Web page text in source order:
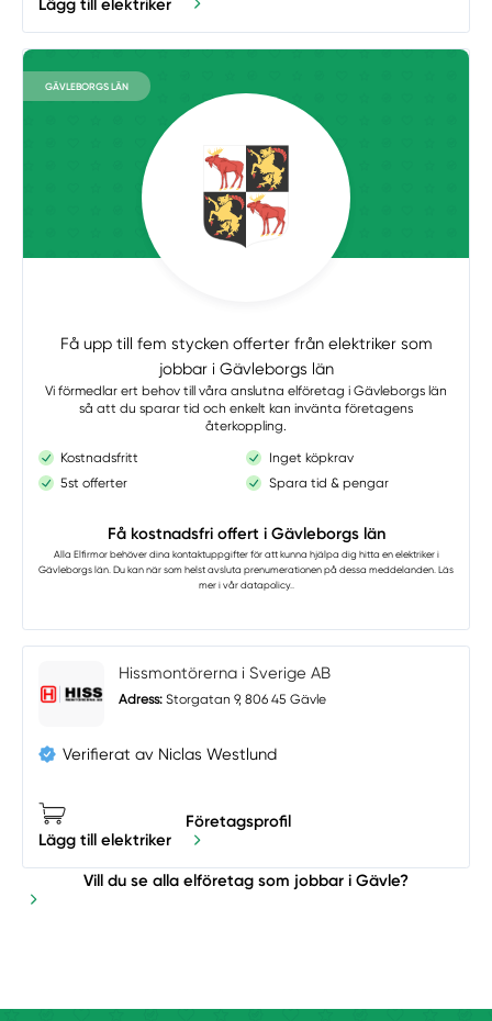
Lägg till elektriker
GÄVLEBORGS LÄN
Få upp till fem stycken offerter från elektriker som
jobbar i Gävleborgs län
Vi förmedlar ert behov till våra anslutna elföretag i Gävleborgs län
så att du sparar tid och enkelt kan invänta företagens
återkoppling.
Kostnadsfritt
Inget köpkrav
5st offerter
Spara tid & pengar
Få kostnadsfri offert i Gävleborgs län
Alla Elfirmorbehöver dina kontaktuppgifter för att kunna hjälpa dig hitta en elektriker i
Gävleborgs län. Du kan när som helst avsluta prenumerationen på dessa meddelanden. Läs
mer i vår datapolicy.
Hissmontörerna i Sverige AB
Adress: Storgatan 9, 806 45 Gävle
Verifierat av Niclas Westlund
Lägg till elektriker
Företagsprofil
Vill du se alla elföretag som jobbar i Gävle?